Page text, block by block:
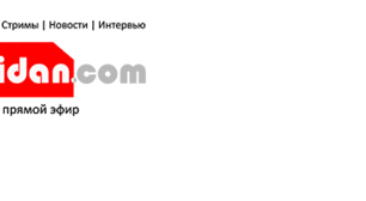
Гражданская война
Украине, включая события в Новороссии, ДНР,